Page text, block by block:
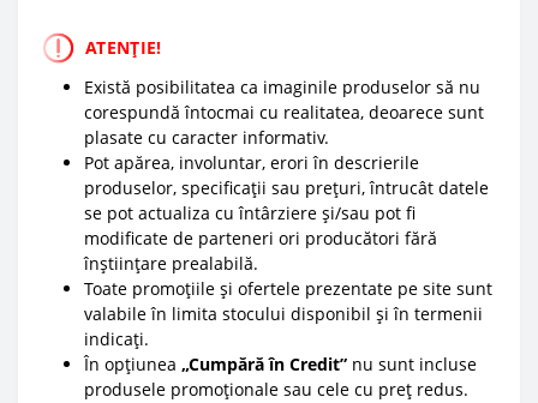
ATENȚIE!
Există posibilitatea ca imaginile produselor să nu
corespundă întocmai cu realitatea, deoarece sunt
plasate cu caracter informativ.
Pot apărea, involuntar, erori în descrierile
produselor, specificații sau prețuri, întrucât datele
se pot actualiza cu întârziere și/sau pot fi
modificate de parteneri ori producători fără
înștiințare prealabilă.
Toate promoțiile și ofertele prezentate pe site sunt
valabile în limita stocului disponibil și în termenii
indicați.
În opțiunea „Cumpără în Credit” nu sunt incluse
produsele promoționale sau cele cu preț redus.